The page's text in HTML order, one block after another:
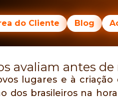
do Cliente Blog
area do cliente Blog
avaliam antes
lugares e à
brasileiros na